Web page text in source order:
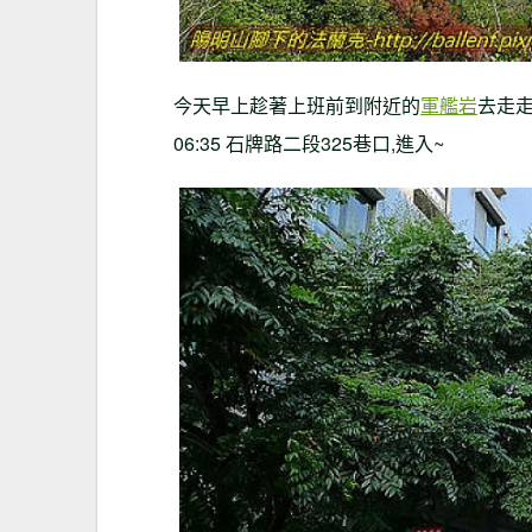
今天早上趁著上班前到附近的軍艦岩去走
06:35石牌路二段325巷口,進入~